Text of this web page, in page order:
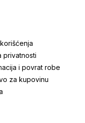
privatnosti
i povrat robe
za kupovinu